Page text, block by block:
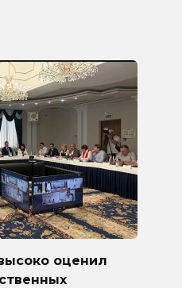
оценил